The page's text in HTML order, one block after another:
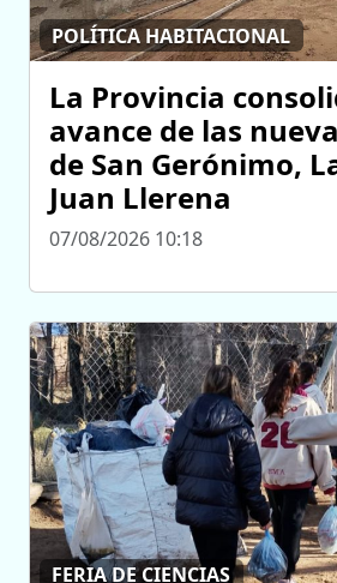
POLÍTICA HABITACIONAL
La Provincia
avance de las
de San Gerónimo,
Juan Llerena
07/08/2026 10:18
FERIA DE CIENCIAS